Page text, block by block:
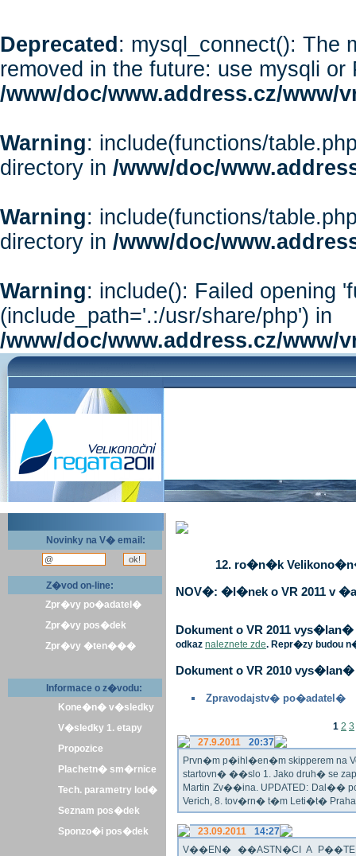
Deprecated : mysql_connect(): The
removed in the future: use mysqli or
/www/doc/www.address.cz/www/
Warning: include(functions/
directory in /www/doc/
Warning: include(functions/
directory in /www/doc/
Warning: include(): Failed opening
(include_path='.:/usr/share/php') in
/www/doc/www.address.cz/www/
Novinky na V� email:
Z�vod on-line:
Zpr�vy po�adatel�
Zpr�vy pos�dek
Zpr�vy �ten���
Informace o z�vodu:
Kone�n� v�sledky
V�sledky 1. etapy
Propozice
Plachetn� sm�rnice
Tech. parametry lod�
Seznam pos�dek
Sponzo�i pos�dek
12. ro�n�k
NOV�: �l�nek o VR 2011 v
Dokument o VR 2011
odkaz naleznete zde. Repr�zy budou
Dokument o VR 2010
Zpravodajstv� po�adatel�
1 2 3
27.9.2011
20:37
Prvn�m p�ihl�en�m skipperem na
startovn� ��slo 1. Jako druh� se
Martin Zv��ina. UPDATED: Dal��
Verich, 8. tov�rn� t�m Leti�t� Praha
23.09.2011
14:27
V��EN� ��ASTN�CI A